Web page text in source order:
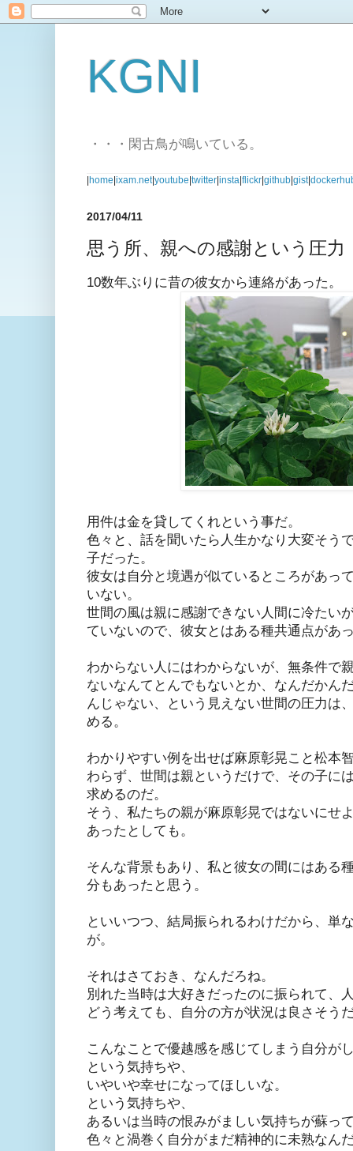
KGNI
・・・閑古鳥が鳴いている。
home ixam.net|youtube twitter insta flickr github gist|
2017/04/11
思う所、親への感謝という圧力
10数年ぶりに昔の彼女から連絡があった。
用件は金を貸してくれという事だ。
色々と、話を聞いたら人生かなり大変そう
子だった。
彼女は自分と境遇が似ているところがあっ
いない。
世間の風は親に感謝できない人間に冷たい
ていないので、彼女とはある種共通点があ
わからない人にはわからないが、無条件で
ないなんてとんでもないとか、なんだかん
んじゃない、という見えない世間の圧力は
める。
わかりやすい例を出せば麻原彰晃こと松本
わらず、世間は親というだけで、その子に
求めるのだ。
そう、私たちの親が麻原彰晃ではないにせ
あったとしても。
そんな背景もあり、私と彼女の間にはある
分もあったと思う。
といいつつ、結局振られるわけだから、単
が。
それはさておき、なんだろね。
別れた当時は大好きだったのに振られて、
どう考えても、自分の方が状況は良さそう
こんなことで優越感を感じてしまう自分が
という気持ちや、
いやいや幸せになってほしいな。
という気持ちや、
あるいは当時の恨みがましい気持ちが蘇っ
色々と渦巻く自分がまだ精神的に未熟なん